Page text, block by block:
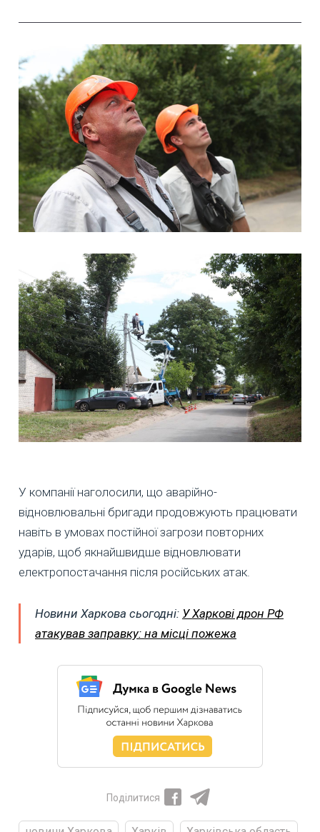
У компанії наголосили, що аварійно-
відновлювальні бригади продовжують працювати
навіть в умовах постійної загрози повторних
ударів, щоб якнайшвидше відновлювати
електропостачання після російських атак.
Новини Харкова сьогодні: У Харкові дрон РФ
атакував заправку: на місці пожежа
Поділитися